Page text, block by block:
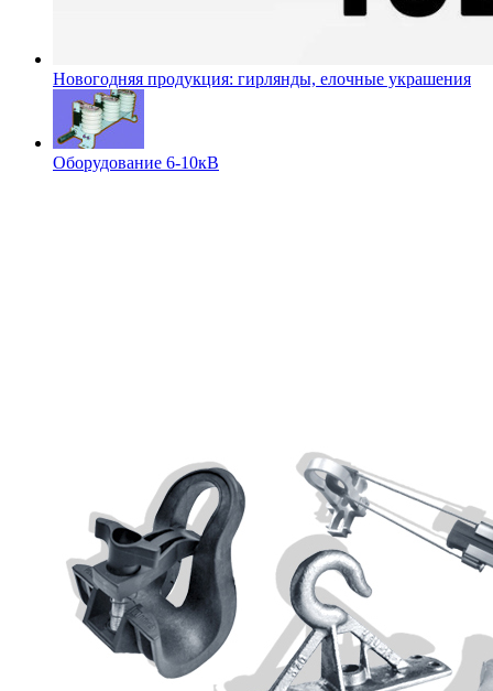
Новогодняя продукция: гирлянды, елочные украшения
Оборудование 6-10кВ